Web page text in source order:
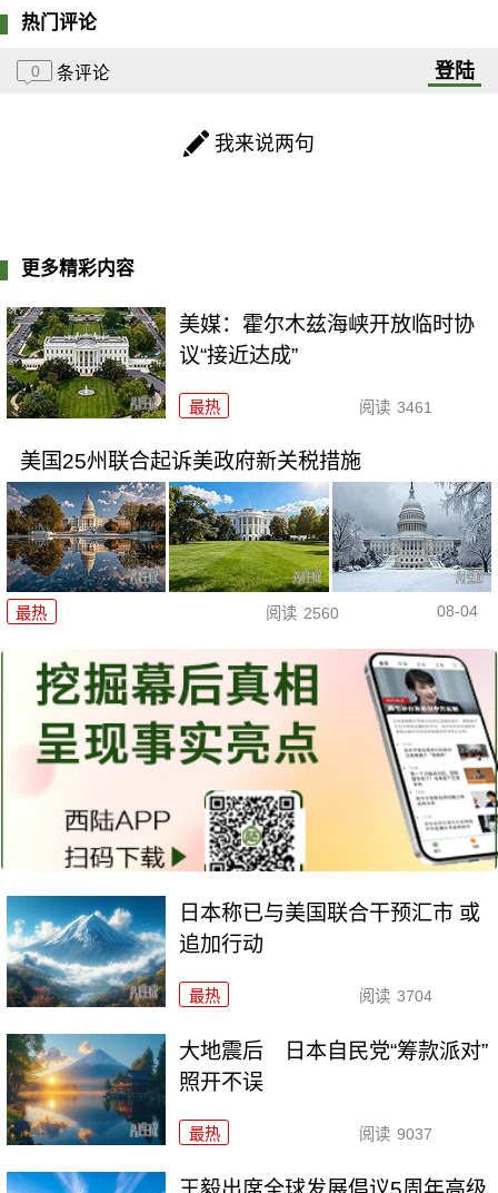
热门评论
0 条评论 登陆
我来说两句
更多精彩内容
美媒：霍尔木兹海峡开放临时协
议“接近达成”
最热 阅读 3461
美国25州联合起诉美政府新关税措施
最热 阅读 2560 08-04
日本称已与美国联合干预汇市 或
追加行动
最热 阅读 3704
大地震后 日本自民党“筹款派对”
照开不误
最热 阅读 9037